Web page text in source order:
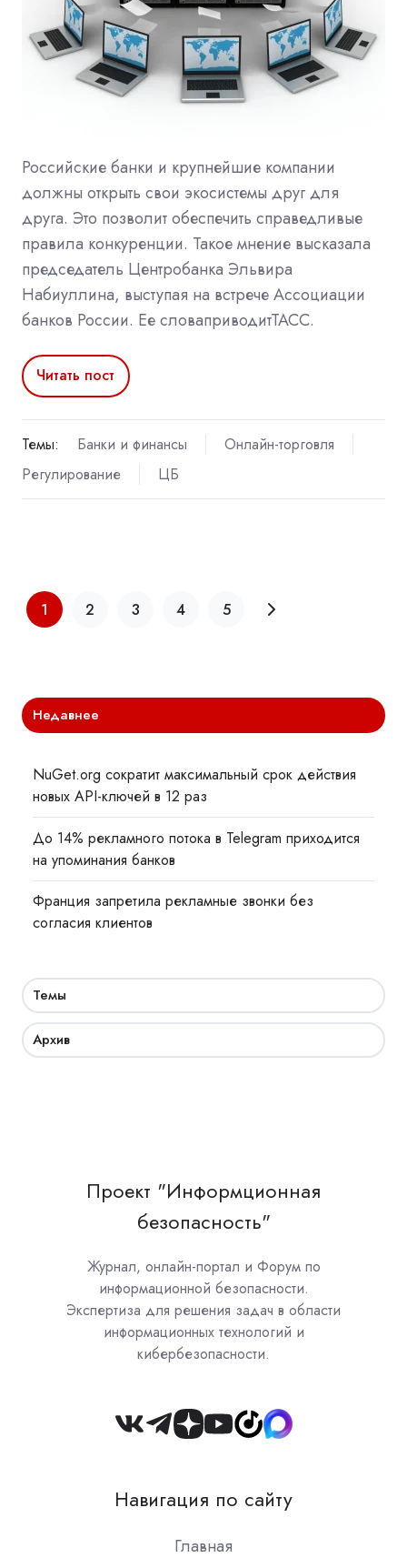
Российские банки и крупнейшие компании
должны открыть свои экосистемы друг для
друга. Это позволит обеспечить справедливые
правила конкуренции. Такое мнение высказала
председатель Центробанка Эльвира
Набиуллина, выступая на встрече Ассоциации
банков России. Ее словаприводитТАСС.
Читать пост
Темы: Банки и финансы
Онлайн-торговля
Регулирование
ЦБ
1 2 3 4 5
Недавнее
NuGet.org сократит максимальный срок действия
новых API-ключей в 12 раз
До 14% рекламного потока в Telegram приходится
на упоминания банков
Франция запретила рекламные звонки без
согласия клиентов
Темы
Архив
Проект "Информционная
безопасность"
Журнал, онлайн-портал и Форум по
информационной безопасности.
Экспертиза для решения задач в области
информационных технологий и
кибербезопасности.
Join
Slack
Навигация по сайту
Главная